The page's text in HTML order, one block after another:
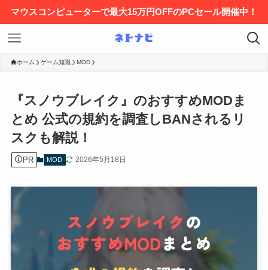
マウスコンピューターで最大15万円OFFのPCセール開催中！
ホーム ゲーム知識 MOD
『スノウブレイク』のおすすめMODま
とめ 公式の規約を調査しBANされるリ
スクも解説！
PR MOD 2026年5月18日